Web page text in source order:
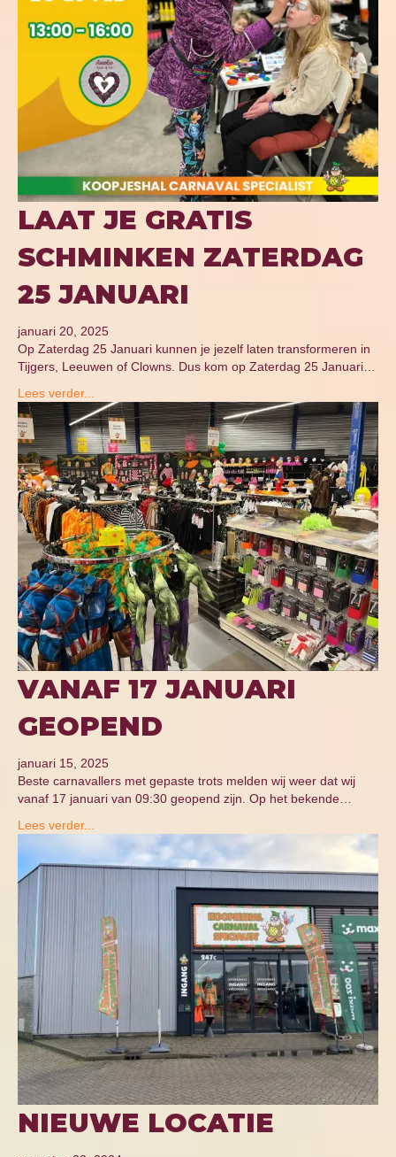
LAAT JE GRATIS
SCHMINKEN ZATERDAG
25 JANUARI
januari 20, 2025
Op Zaterdag 25 Januari kunnen je jezelf laten transformeren in
Tijgers, Leeuwen of Clowns. Dus kom op Zaterdag 25 Januari…
Lees verder...
VANAF 17 JANUARI
GEOPEND
januari 15, 2025
Beste carnavallers met gepaste trots melden wij weer dat wij
vanaf 17 januari van 09:30 geopend zijn. Op het bekende…
Lees verder...
NIEUWE LOCATIE